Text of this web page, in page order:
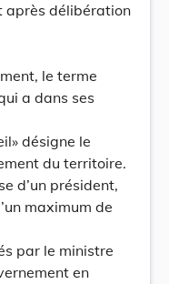
après délibération
le terme
a dans ses
désigne le
du territoire.
d’un président,
maximum de
par le ministre
en